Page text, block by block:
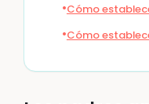
Cómo
Cómo